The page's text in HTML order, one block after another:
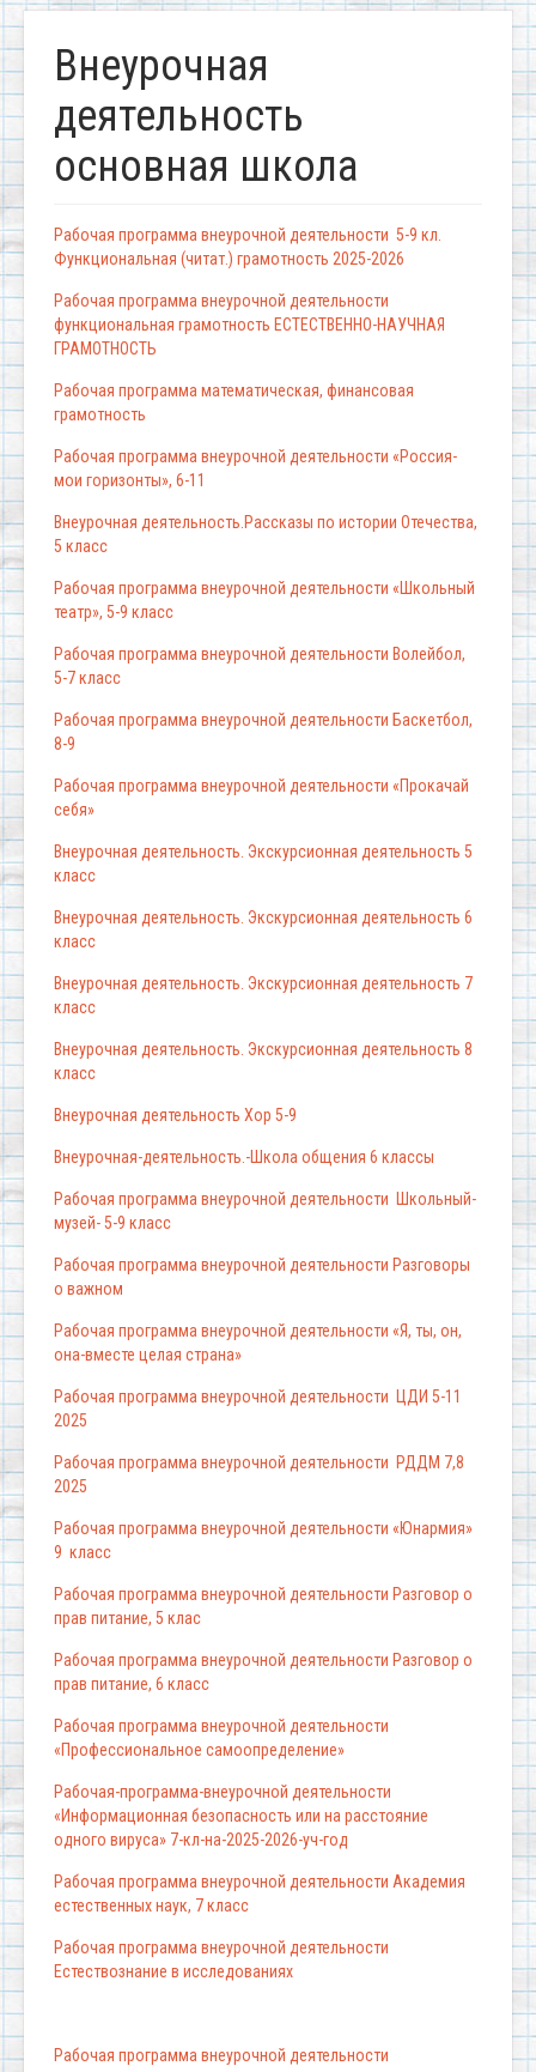
Внеурочная
деятельность
основная школа
Рабочая программа внеурочной деятельности 5-9 кл.
Функциональная (читат.) грамотность 2025-2026
Рабочая программа внеурочной деятельности
функциональная грамотность ЕСТЕСТВЕННО-НАУЧНАЯ
ГРАМОТНОСТЬ
Рабочая программа математическая, финансовая
грамотность
Рабочая программа внеурочной деятельности «Россия-
мои горизонты», 6-11
Внеурочная деятельность.Рассказы по истории Отечества,
5 класс
Рабочая программа внеурочной деятельности «Школьный
театр», 5-9 класс
Рабочая программа внеурочной деятельности Волейбол,
5-7 класс
Рабочая программа внеурочной деятельности Баскетбол,
8-9
Рабочая программа внеурочной деятельности «Прокачай
себя»
Внеурочная деятельность. Экскурсионная деятельность 5
класс
Внеурочная деятельность. Экскурсионная деятельность 6
класс
Внеурочная деятельность. Экскурсионная деятельность 7
класс
Внеурочная деятельность. Экскурсионная деятельность 8
класс
Внеурочная деятельность Хор 5-9
Внеурочная-деятельность.-Школа общения 6 классы
Рабочая программа внеурочной деятельности Школьный-
музей- 5-9 класс
Рабочая программа внеурочной деятельности Разговоры
о важном
Рабочая программа внеурочной деятельности «Я, ты, он,
она-вместе целая страна»
Рабочая программа внеурочной деятельности ЦДИ 5-11
2025
Рабочая программа внеурочной деятельности РДДМ 7,8
2025
Рабочая программа внеурочной деятельности «Юнармия»
9 класс
Рабочая программа внеурочной деятельности Разговор о
прав питание, 5 клас
Рабочая программа внеурочной деятельности Разговор о
прав питание, 6 класс
Рабочая программа внеурочной деятельности
«Профессиональное самоопределение»
Рабочая-программа-внеурочной деятельности
«Информационная безопасность или на расстояние
одного вируса» 7-кл-на-2025-2026-уч-год
Рабочая программа внеурочной деятельности Академия
естественных наук, 7 класс
Рабочая программа внеурочной деятельности
Естествознание в исследованиях
Рабочая программа внеурочной деятельности